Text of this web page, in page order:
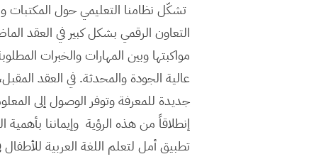
تشكّل نظامنا التعليمي حول المكتبات
التعاون الرقمي بشكل كبير في العقد
مواكبتها وبين المهارات والخبرات
عالية الجودة والمحدثة. في العقد
جديدة للمعرفة وتوفر الوصول إلى
إنطلاقاً من هذه الرؤية وإيماننا
تطبيق أمل لتعلم اللغة العربية للأطفال